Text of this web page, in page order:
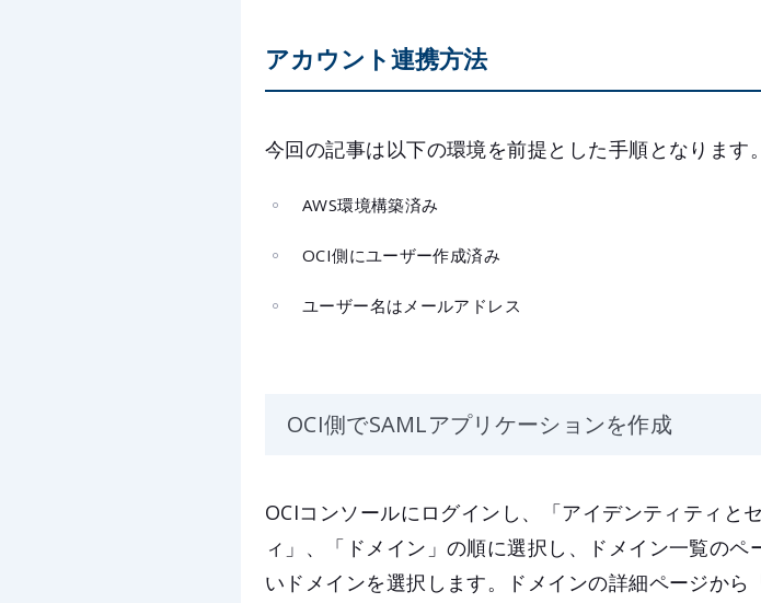
アカウント連携方法
今回の記事は以下の環境を前提とした手順となります。
AWS環境構築済み
OCI側にユーザー作成済み
ユーザー名はメールアドレス
OCI側でSAMLアプリケーションを作成
OCIコンソールにログインし、「アイデンティティと
ィ」、「ドメイン」の順に選択し、ドメイン一覧の
いドメインを選択します。ドメインの詳細ページから